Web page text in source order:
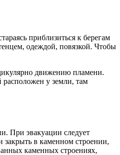
приблизиться к берегам
одеждой, повязкой. Чтобы
движению пламени.
у земли, там
При эвакуации следует
закрыть в каменном строении,
каменных строениях,